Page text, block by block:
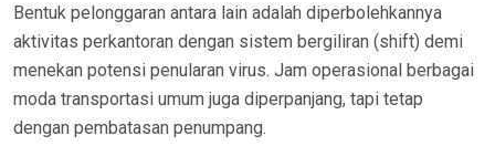
Bentuk pelonggaran antara lain adalah diperbolehkannya
aktivitas perkantoran dengan sistem bergiliran (shift) demi
menekan potensi penularan virus. Jam operasional berbagai
moda transportasi umum juga diperpanjang, tapi tetap
dengan pembatasan penumpang.